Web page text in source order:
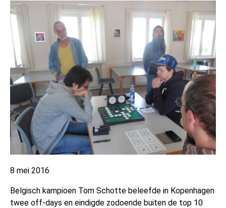
8 mei 2016
Belgisch kampioen Tom Schotte beleefde in Kopenhagen
twee off-days en eindigde zodoende buiten de top 10